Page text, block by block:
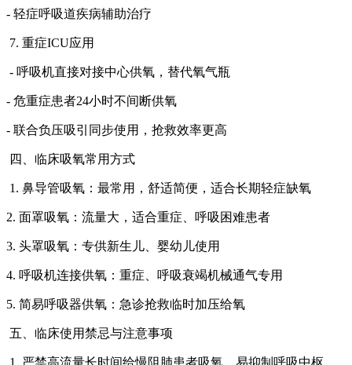
- 轻症呼吸道疾病辅助治疗
7. 重症ICU应用
- 呼吸机直接对接中心供氧，替代氧气瓶
- 危重症患者24小时不间断供氧
- 联合负压吸引同步使用，抢救效率更高
四、临床吸氧常用方式
1. 鼻导管吸氧：最常用，舒适简便，适合长期轻症缺氧
2. 面罩吸氧：流量大，适合重症、呼吸困难患者
3. 头罩吸氧：专供新生儿、婴幼儿使用
4. 呼吸机连接供氧：重症、呼吸衰竭机械通气专用
5. 简易呼吸器供氧：急诊抢救临时加压给氧
五、临床使用禁忌与注意事项
1. 严禁高流量长时间给慢阻肺患者吸氧，易抑制呼吸中枢